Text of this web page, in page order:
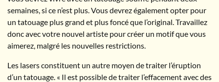
semaines, si ce n’est plus. Vous devrez également opter pour
un tatouage plus grand et plus foncé que l’original. Travaillez
donc avec votre nouvel artiste pour créer un motif que vous
aimerez, malgré les nouvelles restrictions.
Les lasers constituent un autre moyen de traiter l’éruption
d’un tatouage. « Il est possible de traiter l’effacement avec des